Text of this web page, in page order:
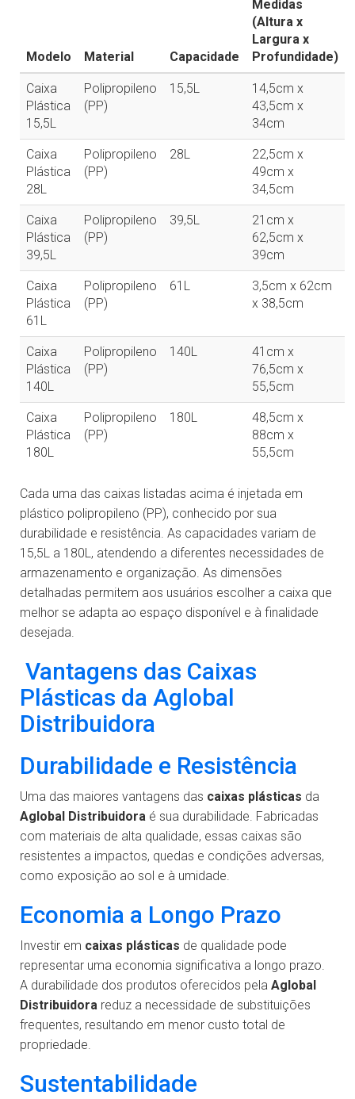
Modelo Material Capacidade
Medidas
(Altura x
Largura x
Profundidade)
Caixa
Plástica
15,5L
Polipropileno
(PP)
15,5L
14,5cm x
43,5cm x
34cm
Caixa
Plástica
28L
Polipropileno
(PP)
28L
22,5cm x
49cm x
34,5cm
Caixa
Plástica
39,5L
Polipropileno
(PP)
39,5L
21cm x
62,5cm x
39cm
Caixa
Plástica
61L
Polipropileno
(PP)
61L
3,5cm x 62cm
x 38,5cm
Caixa
Plástica
140L
Polipropileno
(PP)
140L
41cm x
76,5cm x
55,5cm
Caixa
Plástica
180L
Polipropileno
(PP)
180L
48,5cm x
88cm x
55,5cm
Cada uma das caixas listadas acima é injetada em
plástico polipropileno (PP), conhecido por sua
durabilidade e resistência. As capacidades variam de
15,5L a 180L, atendendo a diferentes necessidades de
armazenamento e organização. As dimensões
detalhadas permitem aos usuários escolher a caixa que
melhor se adapta ao espaço disponível e à finalidade
desejada.
Vantagens das Caixas
Plásticas da Aglobal
Distribuidora
Durabilidade e Resistência
Uma das maiores vantagens das caixas plásticas da
Aglobal Distribuidora é sua durabilidade. Fabricadas
com materiais de alta qualidade, essas caixas são
resistentes a impactos, quedas e condições adversas,
como exposição ao sol e à umidade.
Economia a Longo Prazo
Investir em caixas plásticas de qualidade pode
representar uma economia significativa a longo prazo.
A durabilidade dos produtos oferecidos pela Aglobal
Distribuidora reduz a necessidade de substituições
frequentes, resultando em menor custo total de
propriedade.
Sustentabilidade